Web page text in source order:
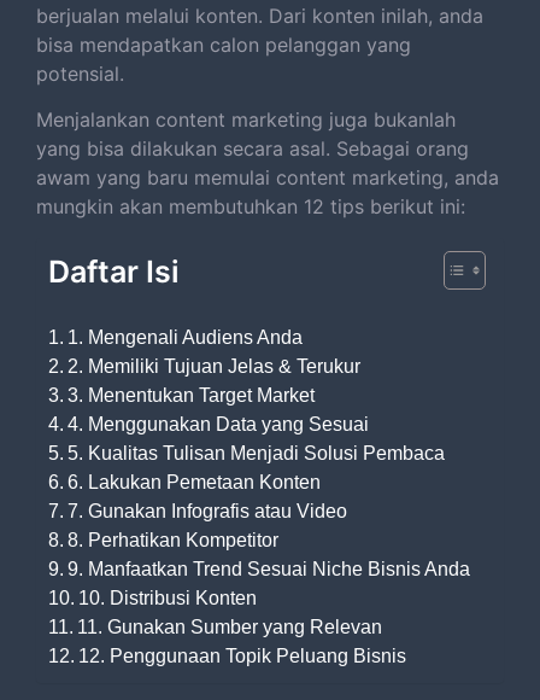
berjualan melalui konten. Dari konten inilah, anda
bisa mendapatkan calon pelanggan yang
potensial.
Menjalankan content marketing juga bukanlah
yang bisa dilakukan secara asal. Sebagai orang
awam yang baru memulai content marketing, anda
mungkin akan membutuhkan 12 tips berikut ini:
Daftar Isi
1. Mengenali Audiens Anda
2. Memiliki Tujuan Jelas & Terukur
3. Menentukan Target Market
4. Menggunakan Data yang Sesuai
5. Kualitas Tulisan Menjadi Solusi Pembaca
6. Lakukan Pemetaan Konten
7. Gunakan Infografis atau Video
8. Perhatikan Kompetitor
9. Manfaatkan Trend Sesuai Niche Bisnis Anda
10. Distribusi Konten
11. Gunakan Sumber yang Relevan
12. Penggunaan Topik Peluang Bisnis